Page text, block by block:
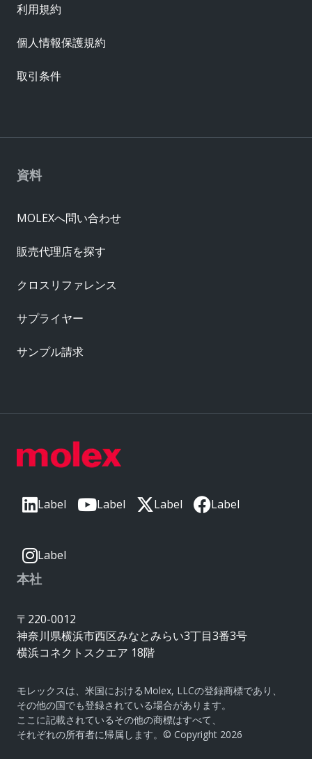
Label Label Label Label
Label
本社
〒220-0012
神奈川県横浜市西区みなとみらい3丁目3番3号
横浜コネクトスクエア 18階
モレックスは、米国におけるMolex, LLCの登録商標であり、
その他の国でも登録されている場合があります。
ここに記載されているその他の商標はすべて、
それぞれの所有者に帰属します。© Copyright 2026
資料
MOLEXへ問い合わせ
販売代理店を探す
クロスリファレンス
サプライヤー
サンプル請求
利用規約
個人情報保護規約
取引条件